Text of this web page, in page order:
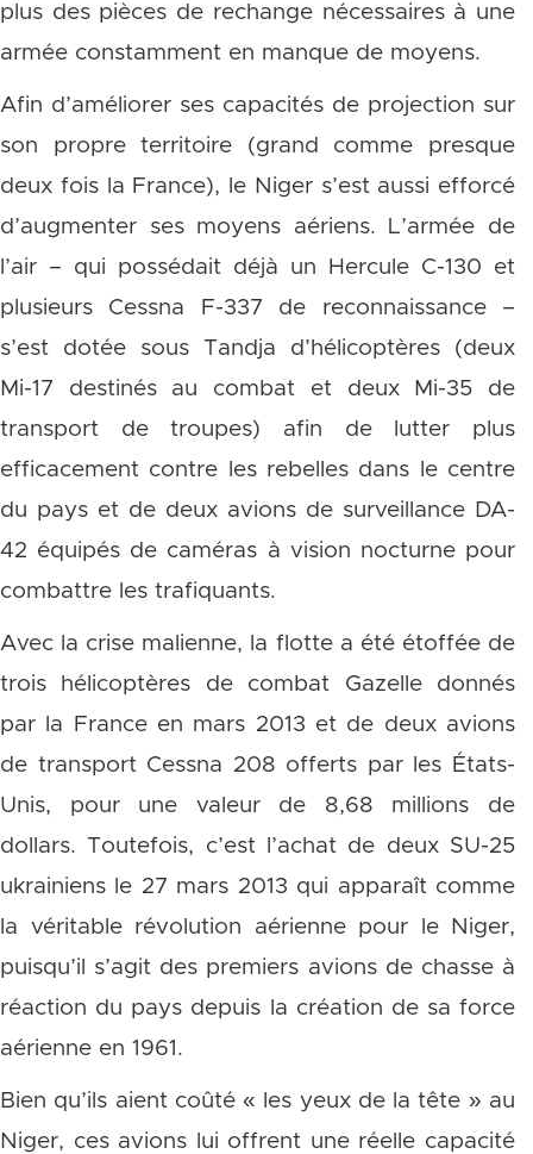
plus des pièces de rechange nécessaires à une
armée constamment en manque de moyens.
Afin d’améliorer ses capacités de projection sur
son propre territoire (grand comme presque
deux fois la France), le Niger s’est aussi efforcé
d’augmenter ses moyens aériens. L’armée de
l’air – qui possédait déjà un Hercule C-130 et
plusieurs Cessna F-337 de reconnaissance –
s’est dotée sous Tandja d’hélicoptères (deux
Mi-17 destinés au combat et deux Mi-35 de
transport de troupes) afin de lutter plus
efficacement contre les rebelles dans le centre
du pays et de deux avions de surveillance DA-
42 équipés de caméras à vision nocturne pour
combattre les trafiquants.
Avec la crise malienne, la flotte a été étoffée de
trois hélicoptères de combat Gazelle donnés
par la France en mars 2013 et de deux avions
de transport Cessna 208 offerts par les États-
Unis, pour une valeur de 8,68 millions de
dollars. Toutefois, c’est l’achat de deux SU-25
ukrainiens le 27 mars 2013 qui apparaît comme
la véritable révolution aérienne pour le Niger,
puisqu’il s’agit des premiers avions de chasse à
réaction du pays depuis la création de sa force
aérienne en 1961.
Bien qu’ils aient coûté « les yeux de la tête » au
Niger, ces avions lui offrent une réelle capacité